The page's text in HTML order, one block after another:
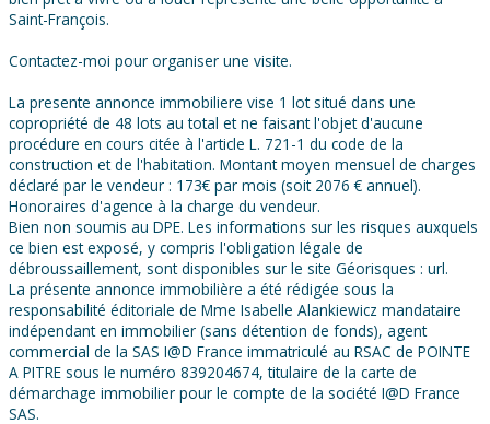
Saint-François.
Contactez-moi pour organiser une visite.
La presente annonce immobiliere vise 1 lot situé dans une
copropriété de 48 lots au total et ne faisant l'objet d'aucune
procédure en cours citée à l'article L. 721-1 du code de la
construction et de l'habitation. Montant moyen mensuel de charges
déclaré par le vendeur : 173€ par mois (soit 2076 € annuel).
Honoraires d'agence à la charge du vendeur.
Bien non soumis au DPE. Les informations sur les risques auxquels
ce bien est exposé, y compris l'obligation légale de
débroussaillement, sont disponibles sur le site Géorisques : url.
La présente annonce immobilière a été rédigée sous la
responsabilité éditoriale de Mme Isabelle Alankiewicz mandataire
indépendant en immobilier (sans détention de fonds), agent
commercial de la SAS I@D France immatriculé au RSAC de POINTE
A PITRE sous le numéro 839204674, titulaire de la carte de
démarchage immobilier pour le compte de la société I@D France
SAS.